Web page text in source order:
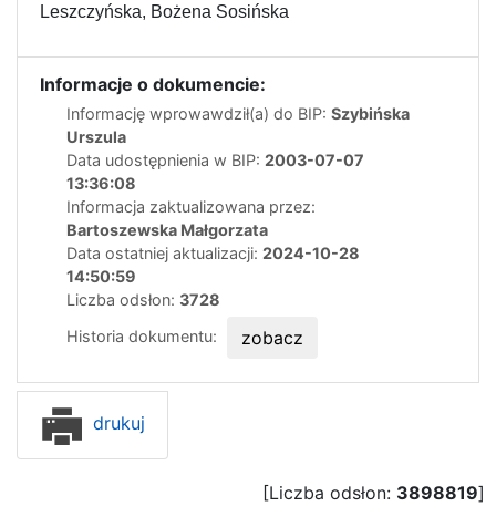
Leszczyńska, Bożena Sosińska
Informacje o dokumencie:
Informację wprowawdził(a) do BIP: Szybińska
Urszula
Data udostępnienia w BIP: 2003-07-07
13:36:08
Informacja zaktualizowana przez:
Bartoszewska Małgorzata
Data ostatniej aktualizacji: 2024-10-28
14:50:59
Liczba odsłon: 3728
Historia dokumentu:
zobacz
drukuj
[Liczba odsłon: 3898819]